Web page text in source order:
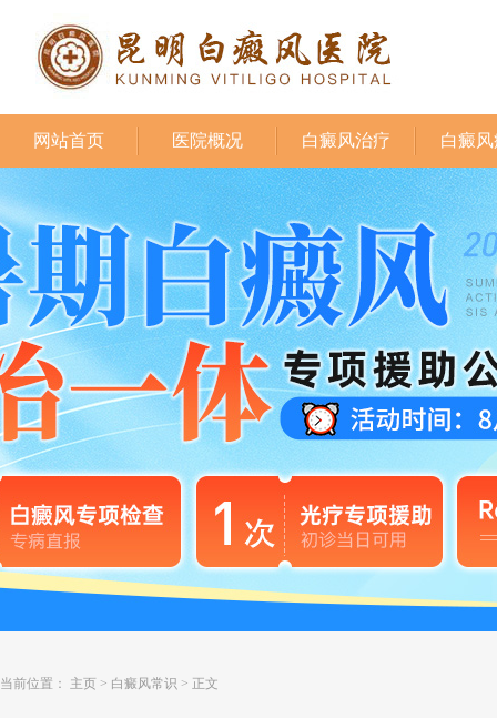
网站首页 医院概况 白癜风治疗 白癜
当前位置： 主页 > 白癜风常识 > 正文